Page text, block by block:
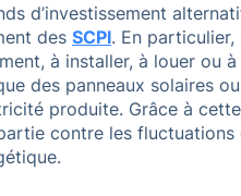
d’investissement
des SCPI. En particulier,
à installer, à louer ou
des panneaux solaires
produite. Grâce à cette
contre les fluctuations